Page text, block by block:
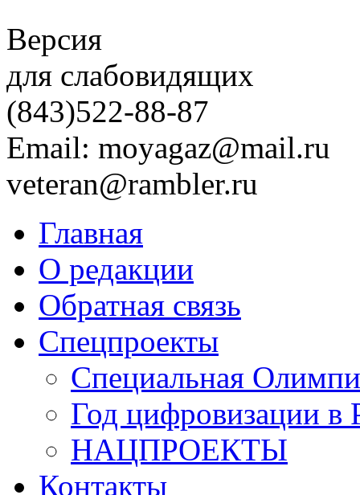
Версия
для слабовидящих
(843)522-88-87
Email: moyagaz@mail.ru
veteran@rambler.ru
Главная
О редакции
Обратная связь
Спецпроекты
Специальная
Год цифровизации в
НАЦПРОЕКТЫ
Контакты